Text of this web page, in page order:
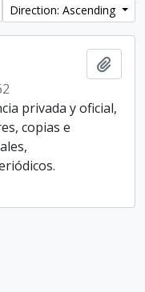
Direction: Ascending
privada y oficial,
copias e